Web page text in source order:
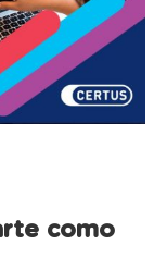
como